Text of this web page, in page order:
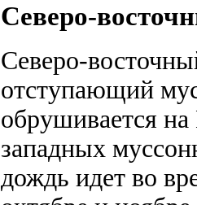
Северо-
Северо-
отступающий
обрушивается
западных
дождь идет во